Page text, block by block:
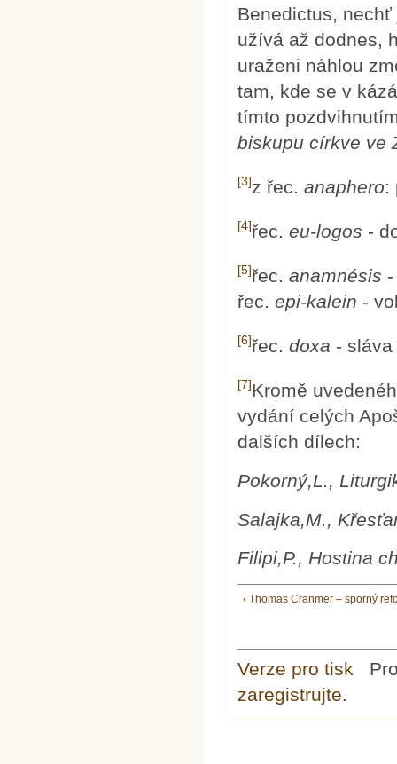
Benedictus,
užívá až dodnes,
uraženi náhlou
tam, kde se v
tímto
biskupu církve ve
[3]z řec.anaphero:
[4]řec.eu-logos -
[5]řec.anamnésis
řec.epi-kalein -
[6]řec.doxa - sláva
[7]Kromě
vydání celých
dalších dílech:
Pokorný,L.,
Salajka,M.,
Filipi,P., Hostina
‹ Thomas Cranmer – sporný
Verze pro tisk
zaregistrujte.